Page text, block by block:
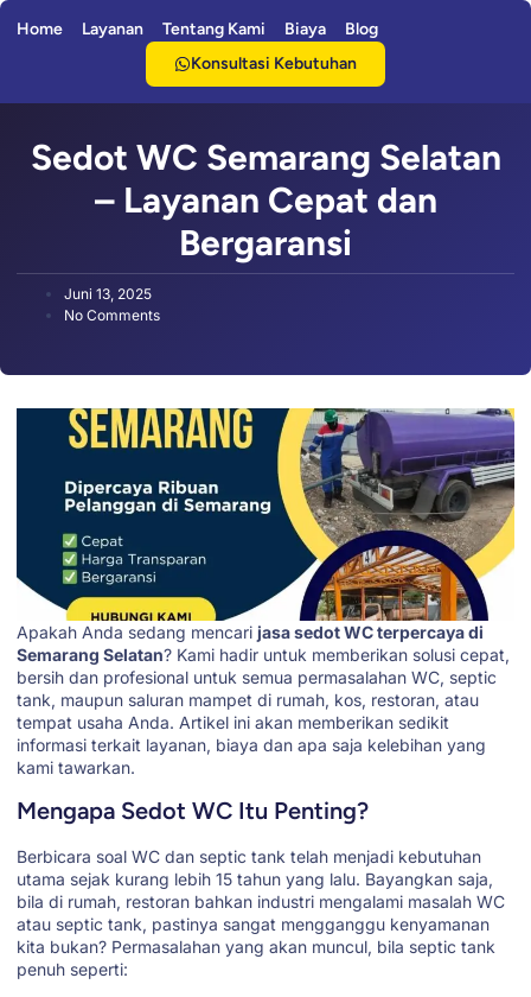
Home Layanan Tentang Kami Biaya
Blog
Konsultasi Kebutuhan
Sedot WC Semarang Selatan
– Layanan Cepat dan
Bergaransi
Juni 13, 2025
No Comments
Apakah Anda sedang mencari jasa sedot WC terpercaya di
Semarang Selatan? Kami hadir untuk memberikan solusi cepat,
bersih dan profesional untuk semua permasalahan WC, septic
tank, maupun saluran mampet di rumah, kos, restoran, atau
tempat usaha Anda. Artikel ini akan memberikan sedikit
informasi terkait layanan, biaya dan apa saja kelebihan yang
kami tawarkan.
Mengapa Sedot WC Itu Penting?
Berbicara soal WC dan septic tank telah menjadi kebutuhan
utama sejak kurang lebih 15 tahun yang lalu. Bayangkan saja,
bila di rumah, restoran bahkan industri mengalami masalah WC
atau septic tank, pastinya sangat mengganggu kenyamanan
kita bukan? Permasalahan yang akan muncul, bila septic tank
penuh seperti: